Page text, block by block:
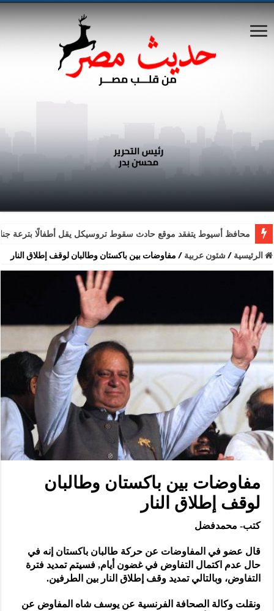
محافظ أسيوط يتفقد موقع حادث سقوط تروسيكل يقل أطفالًا بترعة
الرئيسية /شئون عربية / مفاوضات بين باكستان وطالبان لوقف إطلاق النار
مفاوضات بين باكستان وطالبان
لوقف إطلاق النار
كتب- محمدفضل
قال عضو في المفاوضات عن حركة طالبان باكستان إنه في
حال عدم اكتمال التفاوض في غضون أيام, فسيتم تمديد فترة
التفاوض، وبالتالي تمديد وقف إطلاق النار بين الطرفين.
ونقلت وكالة الصحافة الفرنسية عن يوسف شاه المفاوض عن